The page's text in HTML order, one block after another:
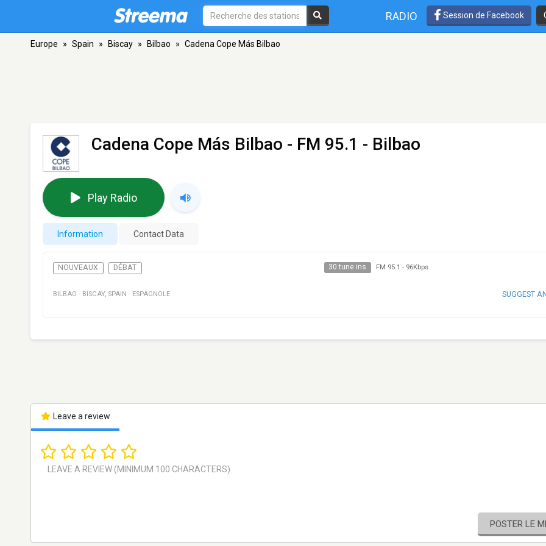
RADIO Session de Facebook
Europe » Spain » Biscay » Bilbao » Cadena Cope Más Bilbao
Cadena Cope Más Bilbao - FM 95.1 - Bilbao
Play Radio
Information Contact Data
NOUVEAUX DÉBAT 30 tune ins FM 95.1 - 96Kbps
BILBAO · BISCAY, SPAIN · ESPAGNOLE SUGGEST
Leave a review
POSTER LE